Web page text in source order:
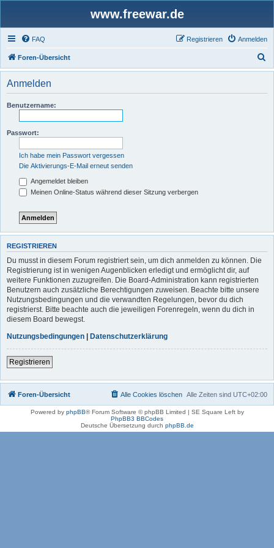
www.freewar.de
FAQ Anmelden
Registrieren
Foren-Übersicht
u
Anmelden
Benutzername:
Passwort:
Ich habe mein Passwort vergessen
Die Aktivierungs-E-Mail erneut senden
Angemeldet bleiben
Meinen Online-Status während dieser Sitzung verbergen
REGISTRIEREN
Du musst in diesem Forum registriert sein, um dich anmelden zu können. Die
Registrierung ist in wenigen Augenblicken erledigt und ermöglicht dir, auf
weitere Funktionen zuzugreifen. Die Board-Administration kann registrierten
Benutzern auch zusätzliche Berechtigungen zuweisen. Beachte bitte unsere
Nutzungsbedingungen und die verwandten Regelungen, bevor du dich
registrierst. Bitte beachte auch die jeweiligen Forenregeln, wenn du dich in
diesem Board bewegst.
Nutzungsbedingungen | Datenschutzerklärung
Registrieren
Foren-Übersicht Alle Zeiten sind UTC+02:00
Alle Cookies löschen
Powered by phpBB® Forum Software © phpBB Limited | SE Square Left by
PhpBB3 BBCodes
Deutsche Übersetzung durch phpBB.de